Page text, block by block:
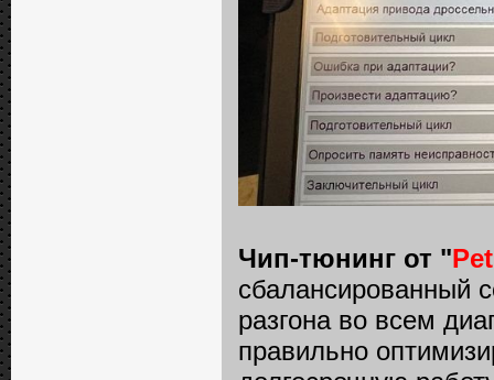
Чип-тюнинг от "
сбалансированный
разгона во всем
правильно